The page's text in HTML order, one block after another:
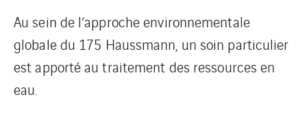
Au sein de l’approche environnementale
globale du 175 Haussmann, un soin particulier
est apporté au traitement des ressources en
eau.